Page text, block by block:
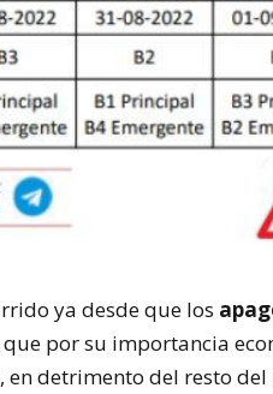
ya desde que los
por su importancia
en detrimento del resto